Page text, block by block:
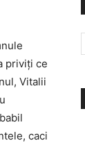
priviți ce
Vitalii
caci